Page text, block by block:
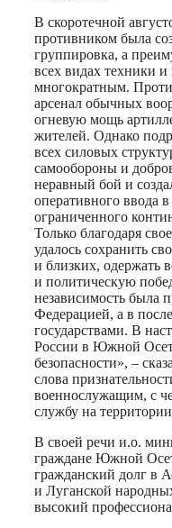
В скоротечной
противником была
группировка, а
всех видах техники
многократным.
арсенал обычных
огневую мощь
жителей. Однако
всех силовых
самообороны и
неравный бой и
оперативного ввода
ограниченного
Только благодаря
удалось сохранить
и близких, одержать
и политическую
независимость была
Федерацией, а в
государствами. В
России в Южной
безопасности», –
слова
военнослужащим, с
службу на
В своей речи и.о.
граждане Южной
гражданский долг в
и Луганской
высокий